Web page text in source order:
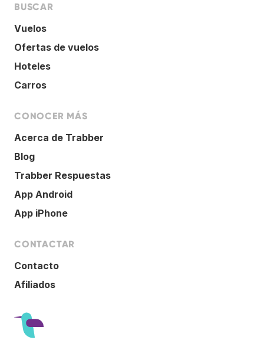
BUSCAR
Vuelos
Ofertas de vuelos
Hoteles
Carros
CONOCER MÁS
Acerca de Trabber
Blog
Trabber Respuestas
App Android
App iPhone
CONTACTAR
Contacto
Afiliados